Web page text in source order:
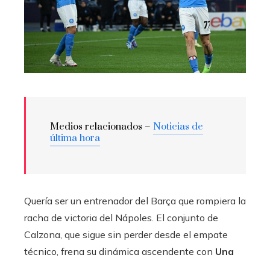
Medios relacionados – Noticias de
última hora
Quería ser un entrenador del Barça que rompiera la
racha de victoria del Nápoles. El conjunto de
Calzona, que sigue sin perder desde el empate
técnico, frena su dinámica ascendente con Una